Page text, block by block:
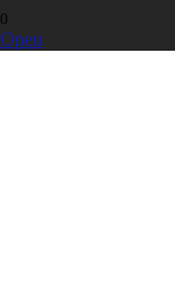
0
Open